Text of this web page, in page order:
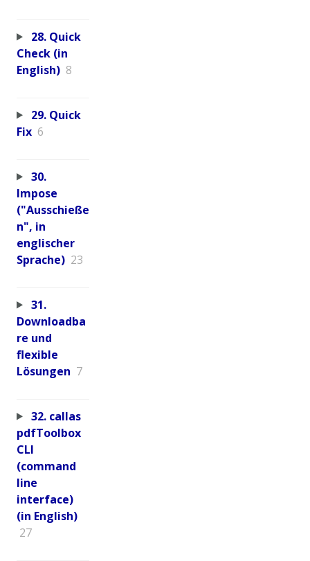
28. Quick
Check (in
English) 8
29. Quick
Fix 6
30.
Impose
("Ausschieße
n", in
englischer
Sprache) 23
31.
Downloadba
re und
flexible
Lösungen 7
32. callas
pdfToolbox
CLI
(command
line
interface)
(in English)
27